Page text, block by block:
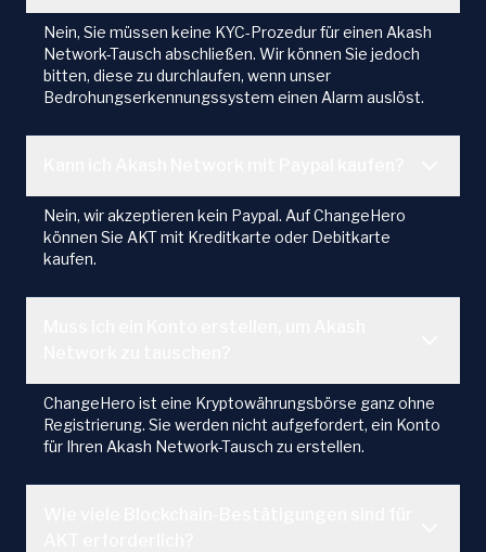
Nein, Sie müssen keine KYC-Prozedur für einen Akash
Network-Tausch abschließen. Wir können Sie jedoch
bitten, diese zu durchlaufen, wenn unser
Bedrohungserkennungssystem einen Alarm auslöst.
Nein, wir akzeptieren kein Paypal. Auf ChangeHero
können Sie AKT mit Kreditkarte oder Debitkarte
kaufen.
ChangeHero ist eine Kryptowährungsbörse ganz ohne
Registrierung. Sie werden nicht aufgefordert, ein Konto
für Ihren Akash Network-Tausch zu erstellen.